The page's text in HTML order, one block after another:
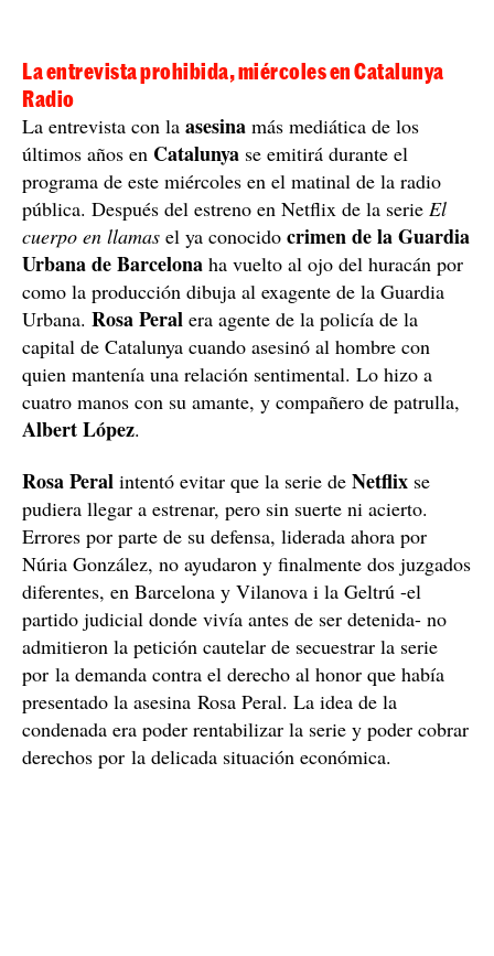
La entrevista prohibida, miércoles en Catalunya
Radio
La entrevista con la asesina más mediática de los
últimos años en Catalunya se emitirá durante el
programa de este miércoles en el matinal de la radio
pública. Después del estreno en Netflix de la serie El
cuerpo en llamas el ya conocido crimen de la Guardia
Urbana de Barcelona ha vuelto al ojo del huracán por
como la producción dibuja al exagente de la Guardia
Urbana. Rosa Peral era agente de la policía de la
capital de Catalunya cuando asesinó al hombre con
quien mantenía una relación sentimental. Lo hizo a
cuatro manos con su amante, y compañero de patrulla,
Albert López.